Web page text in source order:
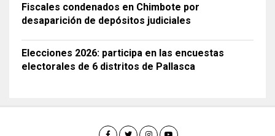
Fiscales condenados en Chimbote por
desaparición de depósitos judiciales
Elecciones 2026: participa en las encuestas
electorales de 6 distritos de Pallasca